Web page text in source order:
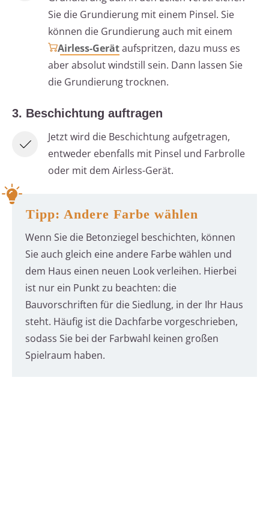
Sie die Grundierung mit einem Pinsel. Sie
können die Grundierung auch mit einem
Airless-Gerätaufspritzen, dazu muss es
aber absolut windstill sein. Dann lassen Sie
die Grundierung trocknen.
3. Beschichtung auftragen
Jetzt wird die Beschichtung aufgetragen,
entweder ebenfalls mit Pinsel und Farbrolle
oder mit dem Airless-Gerät.
Tipp: Andere Farbe wählen
Wenn Sie die Betonziegel beschichten, können
Sie auch gleich eine andere Farbe wählen und
dem Haus einen neuen Look verleihen. Hierbei
ist nur ein Punkt zu beachten: die
Bauvorschriften für die Siedlung, in der Ihr Haus
steht. Häufig ist die Dachfarbe vorgeschrieben,
sodass Sie bei der Farbwahl keinen großen
Spielraum haben.